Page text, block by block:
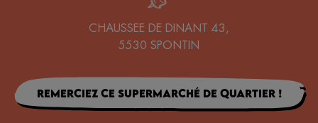
CHAUSSEE DE DINANT 43,
5530 SPONTIN
Remerciez ce supermarché de quartier !